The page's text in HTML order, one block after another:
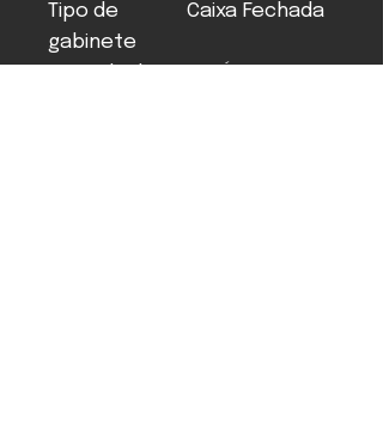
Tipo de
gabinete
Caixa Fechada